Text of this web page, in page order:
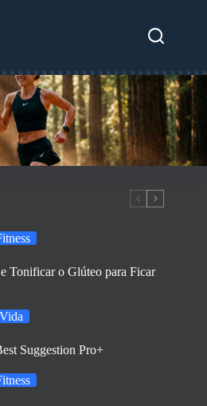
Tonificar o Glúteo para Ficar
Suggestion Pro+